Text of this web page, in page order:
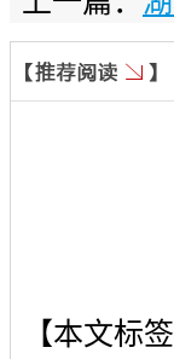
【本文标签